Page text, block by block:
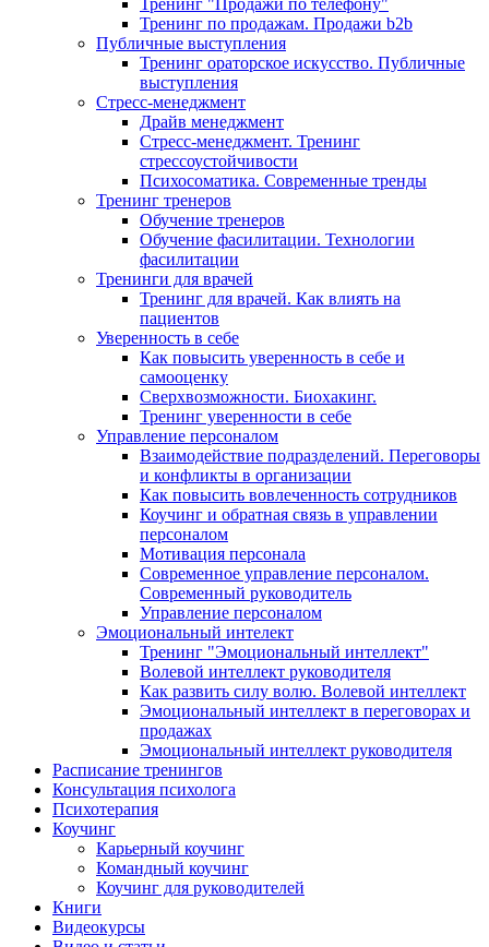
Тренинг "Продажи по телефону"
Тренинг по продажам. Продажи b2b
Публичные выступления
Тренинг ораторское искусство. Публичные
выступления
Стресс-менеджмент
Драйв менеджмент
Стресс-менеджмент. Тренинг
стрессоустойчивости
Психосоматика. Современные тренды
Тренинг тренеров
Обучение тренеров
Обучение фасилитации. Технологии
фасилитации
Тренинги для врачей
Тренинг для врачей. Как влиять на
пациентов
Уверенность в себе
Как повысить уверенность в себе и
самооценку
Сверхвозможности. Биохакинг.
Тренинг уверенности в себе
Управление персоналом
Взаимодействие подразделений. Переговоры
и конфликты в организации
Как повысить вовлеченность сотрудников
Коучинг и обратная связь в управлении
персоналом
Мотивация персонала
Современное управление персоналом.
Современный руководитель
Управление персоналом
Эмоциональный интелект
Тренинг "Эмоциональный интеллект"
Волевой интеллект руководителя
Как развить силу волю. Волевой интеллект
Эмоциональный интеллект в переговорах и
продажах
Эмоциональный интеллект руководителя
Расписание тренингов
Консультация психолога
Психотерапия
Коучинг
Карьерный коучинг
Командный коучинг
Коучинг для руководителей
Книги
Видеокурсы